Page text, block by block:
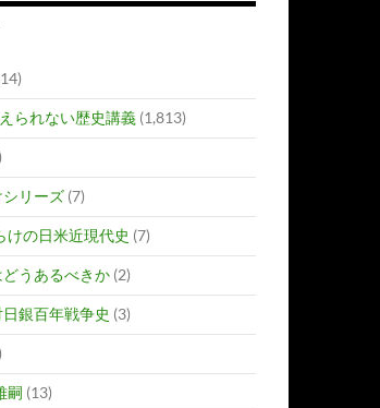
られない歴史講義 (1,813)
リーズ (7)
けの日米近現代史 (7)
うあるべきか (2)
銀百年戦争史 (3)
嗣 (13)